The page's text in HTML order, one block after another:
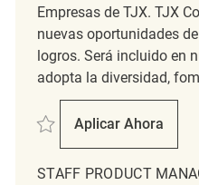
Empresas de TJX. TJX
nuevas oportunidades
logros. Será incluido en
adopta la diversidad,
Salvar Staff Engineer
Aplicar Ahora
Staff
STAFF PRODUCT